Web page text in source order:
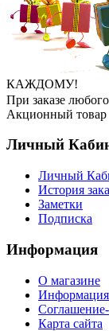
КАЖДОМУ!
При заказе
Акционный товар
Личный
Личный
История
Заметки
Подписка
Информация
О магазине
Информация
Карта сайта